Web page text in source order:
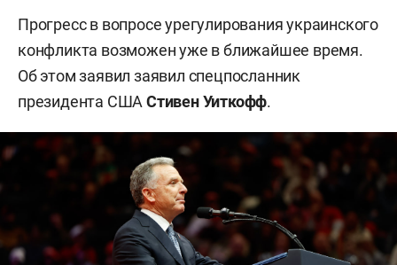
Прогресс в вопросе урегулирования украинского
конфликта возможен уже в ближайшее время.
Об этом заявил заявил спецпосланник
президента СШАСтивен Уиткофф.